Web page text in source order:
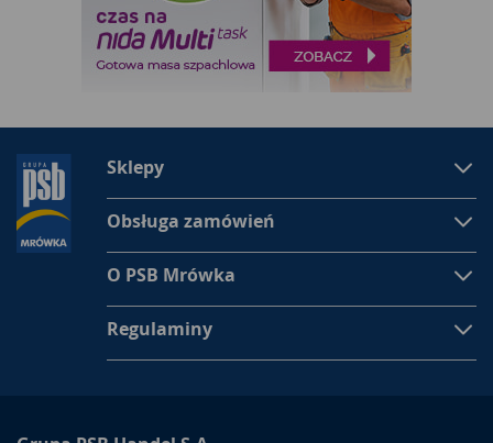
Sklepy
Obsługa zamówień
O PSB Mrówka
Regulaminy